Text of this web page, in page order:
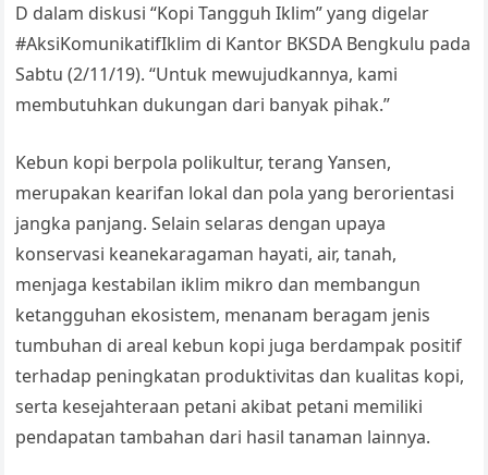
D dalam diskusi “Kopi Tangguh Iklim” yang digelar
#AksiKomunikatifIklim di Kantor BKSDA Bengkulu pada
Sabtu (2/11/19). “Untuk mewujudkannya, kami
membutuhkan dukungan dari banyak pihak.”
Kebun kopi berpola polikultur, terang Yansen,
merupakan kearifan lokal dan pola yang berorientasi
jangka panjang. Selain selaras dengan upaya
konservasi keanekaragaman hayati, air, tanah,
menjaga kestabilan iklim mikro dan membangun
ketangguhan ekosistem, menanam beragam jenis
tumbuhan di areal kebun kopi juga berdampak positif
terhadap peningkatan produktivitas dan kualitas kopi,
serta kesejahteraan petani akibat petani memiliki
pendapatan tambahan dari hasil tanaman lainnya.